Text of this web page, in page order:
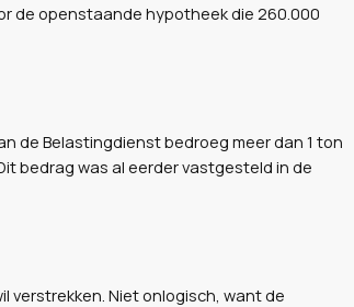
de openstaande hypotheek die 260.000
de Belastingdienst bedroeg meer dan 1 ton
bedrag was al eerder vastgesteld in de
verstrekken. Niet onlogisch, want de